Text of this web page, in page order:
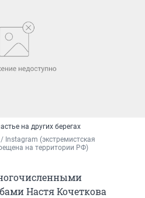
на других берегах
Instagram (экстремистская
на территории РФ)
Настя Кочеткова